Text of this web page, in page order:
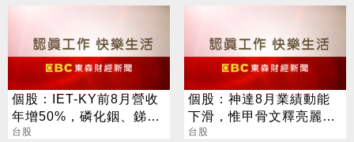
個股：IET-KY前8月營收
年增50%，磷化銦、銻化
鎵雙引擎啟動，H2營運成
台股
個股：神達8月業績動能
下滑，惟甲骨文釋亮麗前
景股價飆漲，激勵神達同
台股